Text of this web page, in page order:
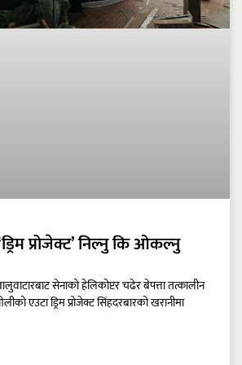
प्रोजेक्ट’ निल्नु कि ओकल्नु
सेनाको हेलिकोप्टर चढेर बेपत्ता तत्कालीन
एउटा ड्रिम प्रोजेक्ट सिंहदरबारको खरानीमा